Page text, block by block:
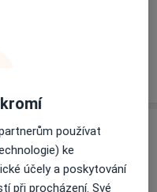
nejsou k dispozici
žádné informace o
používat
ke
účely a poskytování
při procházení. Své